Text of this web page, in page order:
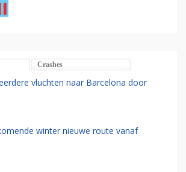
Crashes
vluchten naar Barcelona door
winter nieuwe route vanaf